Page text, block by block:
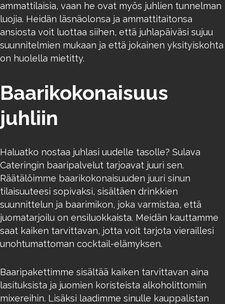
ammattilaisia, vaan he ovat myös juhlien tunnelman
luojia. Heidän läsnäolonsa ja ammattitaitonsa
ansiosta voit luottaa siihen, että juhlapäiväsi sujuu
suunnitelmien mukaan ja että jokainen yksityiskohta
on huolella mietitty.
Baarikokonaisuus
juhliin
Haluatko nostaa juhlasi uudelle tasolle? Sulava
Cateringin baaripalvelut tarjoavat juuri sen.
Räätälöimme baarikokonaisuuden juuri sinun
tilaisuuteesi sopivaksi, sisältäen drinkkien
suunnittelun ja baarimikon, joka varmistaa, että
juomatarjoilu on ensiluokkaista. Meidän kauttamme
saat kaiken tarvittavan, jotta voit tarjota vieraillesi
unohtumattoman cocktail-elämyksen.
Baaripakettimme sisältää kaiken tarvittavan aina
lasituksista ja juomien koristeista alkoholittomiin
mixereihin. Lisäksi laadimme sinulle kauppalistan